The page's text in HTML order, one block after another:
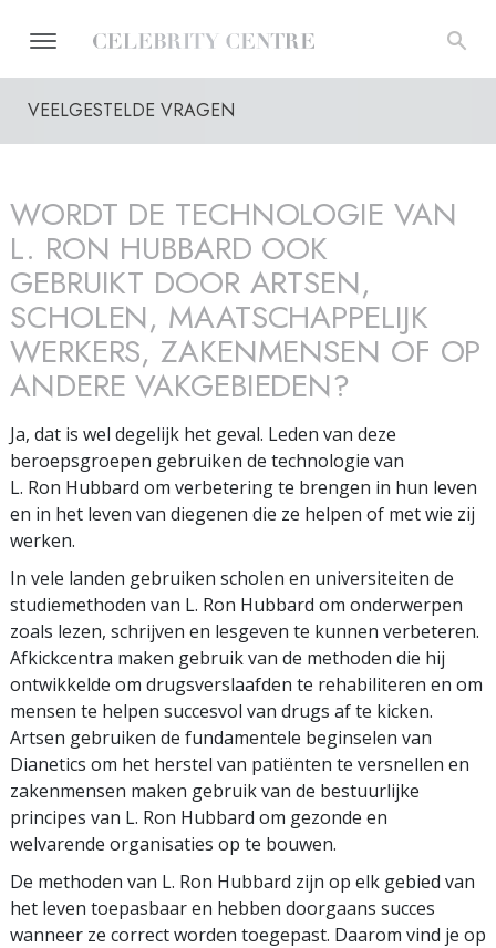
VEELGESTELDE VRAGEN
WORDT DE TECHNOLOGIE VAN
L. RON HUBBARD OOK
GEBRUIKT DOOR ARTSEN,
SCHOLEN, MAATSCHAPPELIJK
WERKERS, ZAKENMENSEN OF OP
ANDERE VAKGEBIEDEN?
Ja, dat is wel degelijk het geval. Leden van deze
beroepsgroepen gebruiken de technologie van
L. Ron Hubbard om verbetering te brengen in hun leven
en in het leven van diegenen die ze helpen of met wie zij
werken.
In vele landen gebruiken scholen en universiteiten de
studiemethoden van L. Ron Hubbard om onderwerpen
zoals lezen, schrijven en lesgeven te kunnen verbeteren.
Afkickcentra maken gebruik van de methoden die hij
ontwikkelde om drugsverslaafden te rehabiliteren en om
mensen te helpen succesvol van drugs af te kicken.
Artsen gebruiken de fundamentele beginselen van
Dianetics om het herstel van patiënten te versnellen en
zakenmensen maken gebruik van de bestuurlijke
principes van L. Ron Hubbard om gezonde en
welvarende organisaties op te bouwen.
De methoden van L. Ron Hubbard zijn op elk gebied van
het leven toepasbaar en hebben doorgaans succes
wanneer ze correct worden toegepast. Daarom vind je op